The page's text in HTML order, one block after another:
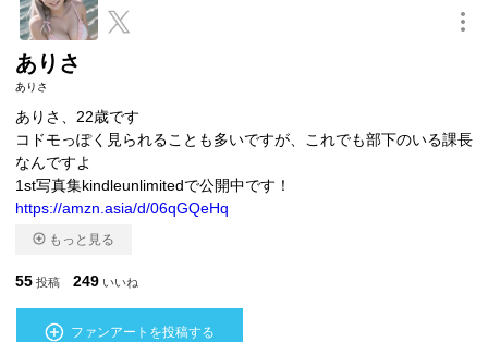
ありさ
ありさ
ありさ、22歳です
コドモっぽく見られることも多いですが、これでも部下のいる課長
なんですよ
1st写真集kindleunlimitedで公開中です！
https://amzn.asia/d/06qGQeHq
もっと見る
55 投稿 249 いいね
ファンアートを投稿する